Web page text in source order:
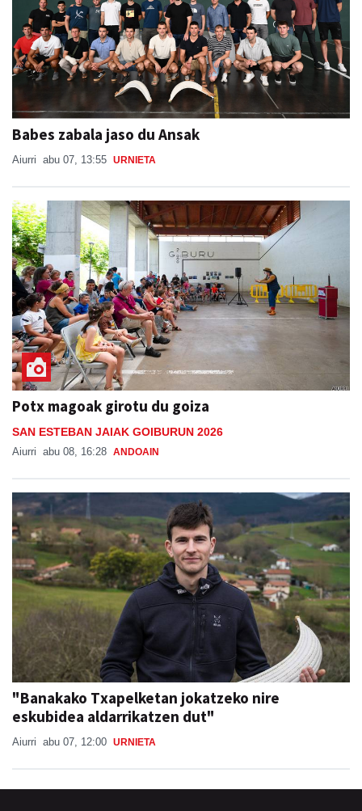
Babes zabala jaso du Ansak
Aiurri abu 07, 13:55 URNIETA
Potx magoak girotu du goiza
SAN ESTEBAN JAIAK GOIBURUN 2026
Aiurri abu 08, 16:28 ANDOAIN
"Banakako Txapelketan jokatzeko nire
eskubidea aldarrikatzen dut"
Aiurri abu 07, 12:00 URNIETA